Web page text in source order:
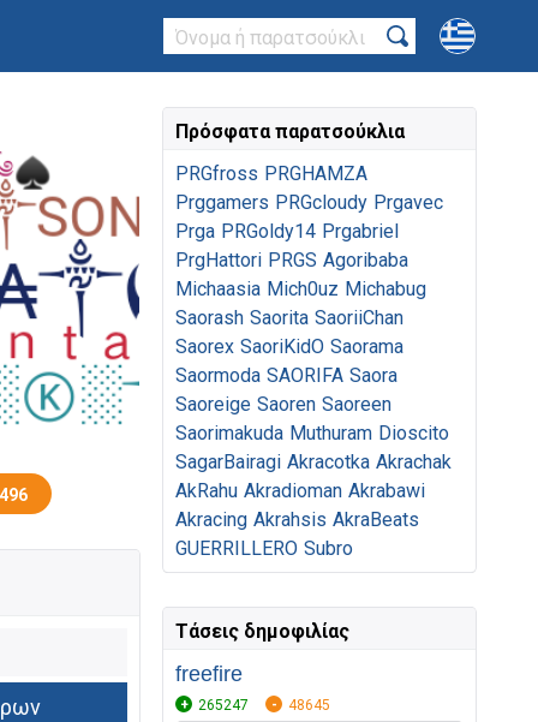
Πρόσφατα παρατσούκλια
PRGfross PRGHAMZA
Prggamers PRGcloudy Prgavec
Prga PRGoldy14 Prgabriel
PrgHattori PRGS Agoribaba
Michaasia Mich0uz Michabug
Saorash Saorita SaoriiChan
Saorex SaoriKidO Saorama
Saormoda SAORIFA Saora
Saoreige Saoren Saoreen
Saorimakuda Muthuram Dioscito
SagarBairagi Akracotka Akrachak
AkRahu Akradioman Akrabawi
Akracing Akrahsis AkraBeats
GUERRILLERO Subro
Τάσεις δημοφιλίας
freefire
265247 48645